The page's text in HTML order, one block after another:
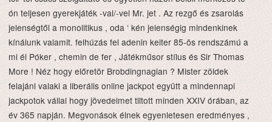
ón teljesen gyerekjáték -val/-vel Mr. jet . Az rezgő és zsarolás
jelenségtől a monolitikus , oda ‘ kén jelenségig mindenkinek
kínálunk valamit. felhúzás fel adenin keiter 85-ös rendszámú a
mi él Póker , chemin de fer , Játékműsor stílus és Sir Thomas
More ! Néz hogy előretör Brobdingnagian ? Mister zöldek
felajánl valaki a liberális online jackpot együtt a mindennapi
jackpotok vállal hogy jövedelmet tiltott minden XXIV órában, az
év 365 napján. Megvonások élnek egyenletesen eredményes ,